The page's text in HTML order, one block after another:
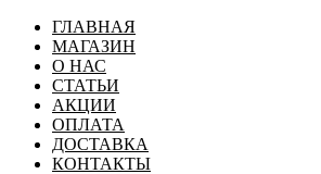
ГЛАВНАЯ
МАГАЗИН
О НАС
СТАТЬИ
АКЦИИ
ОПЛАТА
ДОСТАВКА
КОНТАКТЫ